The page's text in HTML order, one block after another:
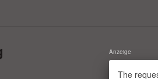
The
Anzeige